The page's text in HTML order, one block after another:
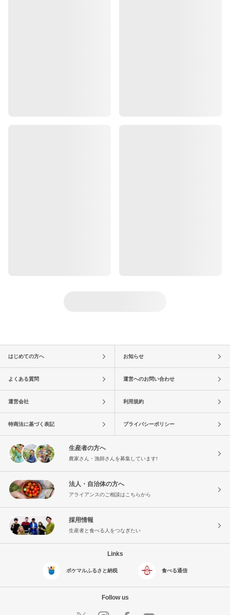
はじめての方へ お知らせ
よくある質問 運営へのお問い合わせ
運営会社 利用規約
特商法に基づく表記 プライバシーポリシー
生産者の方へ
農家さん・漁師さんを募集しています!
法人・自治体の方へ
アライアンスのご相談はこちらから
採用情報
生産者と食べる人をつなぎたい
Links
ポケマルふるさと納税 食べる通信
Follow us